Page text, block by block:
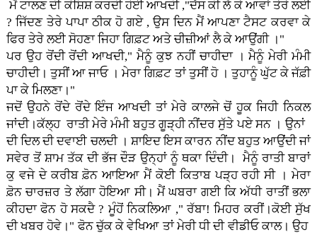
ਮੈਂ ਟਾਲਣ ਦੀ ਕੋਸ਼ਿਸ਼ ਕਰਦੀ ਹੋਈ ਆਖਦੀ ,"ਦੱਸ ਕੀ ਲੈ ਕੇ ਆਵਾਂ ਤੇਰੇ ਲਈ
? ਜਿੱਦਣ ਤੇਰੇ ਪਾਪਾ ਠੀਕ ਹੋ ਗਏ , ਉਸ ਦਿਨ ਮੈਂ ਆਪਣਾ ਟੈਸਟ ਕਰਵਾ ਕੇ
ਫਿਰ ਤੇਰੇ ਲਈ ਸੋਹਣਾ ਜਿਹਾ ਗਿਫ਼ਟ ਅਤੇ ਚੀਜ਼ੀਆਂ ਲੈ ਕੇ ਆਉਂਗੀ ।"
ਪਰ ਉਹ ਰੋਂਦੀ ਰੋਂਦੀ ਆਖਦੀ," ਮੈਨੂੰ ਕੁਝ ਨਹੀਂ ਚਾਹੀਦਾ । ਮੈਨੂੰ ਮੇਰੀ ਮੰਮੀ
ਚਾਹੀਦੀ। ਤੁਸੀਂ ਆ ਜਾਓ । ਮੇਰਾ ਗਿਫ਼ਟ ਤਾਂ ਤੁਸੀਂ ਹੋ । ਤੁਹਾਨੂੰ ਘੁੱਟ ਕੇ ਜੱਫ਼ੀ
ਪਾ ਕੇ ਮਿਲਣਾ।"
ਜਦੋਂ ਉਹਨੇ ਰੋਂਦੇ ਰੋਂਦੇ ਇੰਜ ਆਖਦੀ ਤਾਂ ਮੇਰੇ ਕਾਲਜੇ ਚੋਂ ਹੂਕ ਜਿਹੀ ਨਿਕਲ
ਜਾਂਦੀ।ਕੱਲ੍ਹ ਰਾਤੀ ਮੇਰੇ ਮੰਮੀ ਬਹੁਤ ਗੂੜ੍ਹੀ ਨੀਂਦਰ ਸੁੱਤੇ ਪਏ ਸਨ । ਉਨਾਂ
ਦੀ ਦਿਲ ਦੀ ਦਵਾਈ ਚਲਦੀ । ਸ਼ਾਇਦ ਇਸ ਕਾਰਨ ਨੀਂਦ ਬਹੁਤ ਆਉਂਦੀ ਜਾਂ
ਸਵੇਰ ਤੋਂ ਸ਼ਾਮ ਤੱਕ ਦੀ ਭੱਜ ਦੌੜ ਉਨ੍ਹਾਂ ਨੂੰ ਥਕਾ ਦਿੰਦੀ। ਮੈਨੂੰ ਰਾਤੀ ਬਾਰਾਂ
ਕੁ ਵਜੇ ਦੇ ਕਰੀਬ ਫ਼ੋਨ ਆਇਆ ਮੈਂ ਕੋਈ ਕਿਤਾਬ ਪੜ੍ਹ ਰਹੀ ਸੀ । ਮੇਰਾ
ਫ਼ੋਨ ਚਾਰਜ਼ਰ ਤੇ ਲੱਗਾ ਹੋਇਆ ਸੀ। ਮੈਂ ਘਬਰਾ ਗਈ ਕਿ ਅੱਧੀ ਰਾਤੀਂ ਭਲਾ
ਕੀਹਦਾ ਫੋਨ ਹੋ ਸਕਦੈ ? ਮੂੰਹੋਂ ਨਿਕਲਿਆ ," ਰੱਬਾ! ਮਿਹਰ ਕਰੀਂ।ਕੋਈ ਸੁੱਖ
ਦੀ ਖਬਰ ਹੋਵੇ।" ਫੋਨ ਚੁੱਕ ਕੇ ਵੇਖਿਆ ਤਾਂ ਮੇਰੀ ਧੀ ਦੀ ਵੀਡੀਓ ਕਾਲ। ਉਹ